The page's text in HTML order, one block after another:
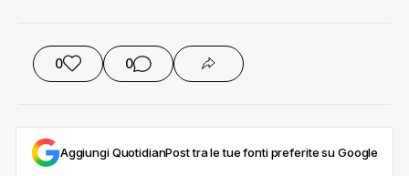
0 0
Aggiungi QuotidianPost tra le tue fonti preferite su Google